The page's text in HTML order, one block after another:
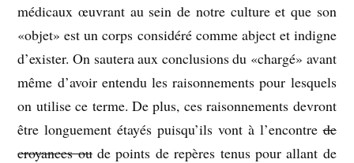
médicaux œuvrant au sein de notre culture et que son
«objet» est un corps considéré comme abject et indigne
d’exister. On sautera aux conclusions du «chargé» avant
même d’avoir entendu les raisonnements pour lesquels
on utilise ce terme. De plus, ces raisonnements devront
être longuement étayés puisqu’ils vont à l’encontrede
croyances oude points de repères tenus pour allant de